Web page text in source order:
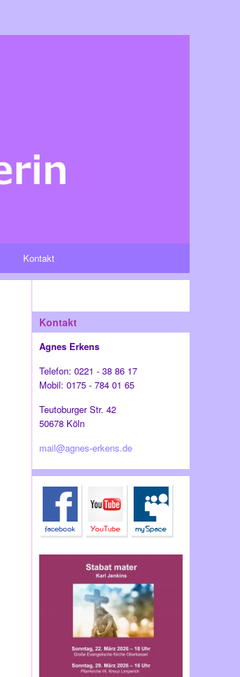
Kontakt
Kontakt
Agnes Erkens
Telefon: 0221 - 38 86 17
Mobil: 0175 - 784 01 65
Teutoburger Str. 42
50678 Köln
mail@agnes-erkens.de